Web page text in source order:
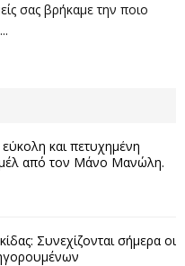
σας βρήκαμε την ποιο
και πετυχημένη
από τον Μάνο Μανώλη.
Συνεχίζονται σήμερα οι